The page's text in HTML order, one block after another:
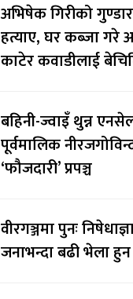
अभिषेक गिरीको
हत्याए, घर कब्जा गरे
काटेर कवाडीलाई
बहिनी-ज्वाइँ थुन्न
पूर्वमालिक
‘फौजदारी’ प्रपञ्च
वीरगञ्जमा पुनः
जनाभन्दा बढी भेला